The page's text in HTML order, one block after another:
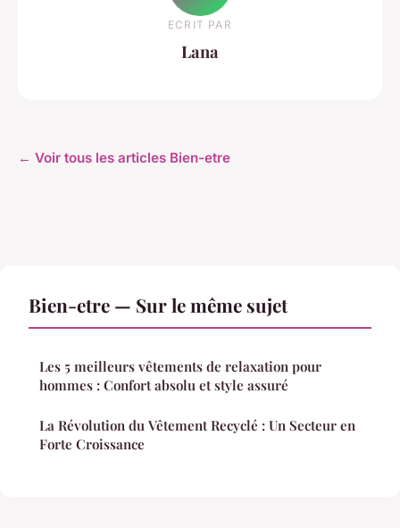
ECRIT PAR
Lana
← Voir tous les articles Bien-etre
Bien-etre — Sur le même sujet
Les 5 meilleurs vêtements de relaxation pour
hommes : Confort absolu et style assuré
La Révolution du Vêtement Recyclé : Un Secteur en
Forte Croissance